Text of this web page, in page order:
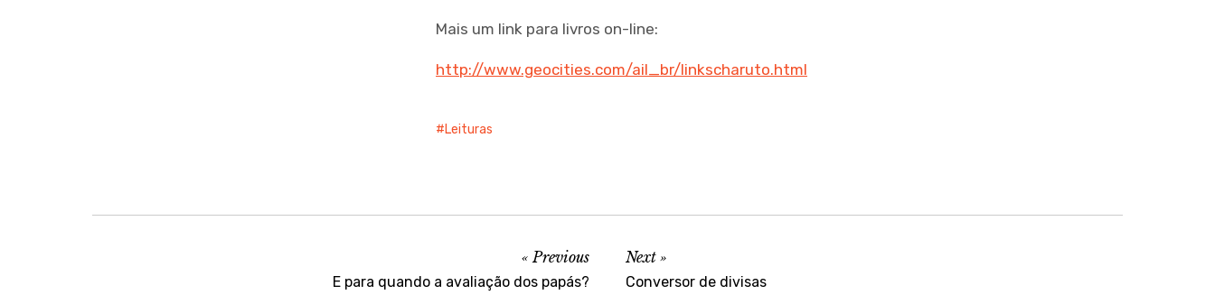
Mais um link para livros on-line:
http://www.geocities.com/ail_br/linkscharuto.html
Leituras
Previous
E para quando a avaliação dos papás?
Next
Conversor de divisas